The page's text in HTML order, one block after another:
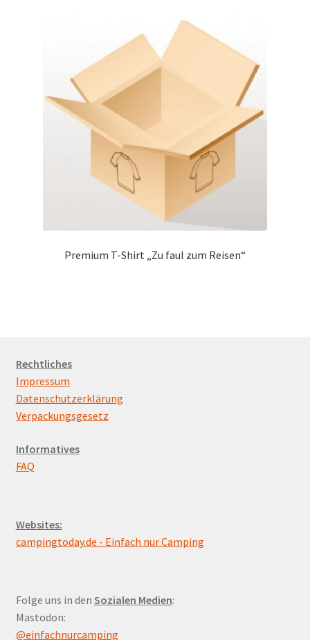
Premium T-Shirt „Zu faul zum Reisen“
Rechtliches
Impressum
Datenschutzerklärung
Verpackungsgesetz
Informatives
FAQ
Websites:
campingtoday.de - Einfach nur Camping
Folge uns in den Sozialen Medien:
Mastodon:
@einfachnurcamping